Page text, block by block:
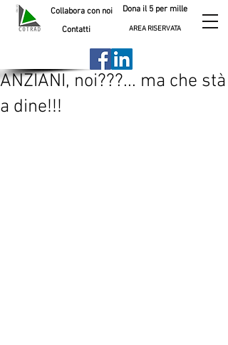
Contatti AREA RISERVATA
Collabora con noi Dona il 5 per mille
ANZIANI, noi???... ma che stà
a dine!!!